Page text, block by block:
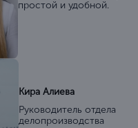
простой и удобной.
Кира Алиева
Руководитель отдела
делопроизводства